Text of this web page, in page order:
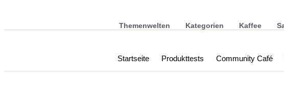
Themenwelten Kategorien Kaffee
Startseite Produkttests Community Café